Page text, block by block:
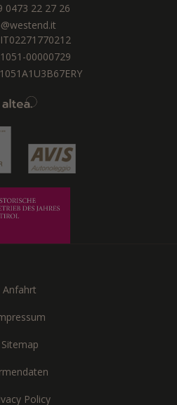
0473 22 27 26
00000729
Anfahrt
Sitemap
Policy